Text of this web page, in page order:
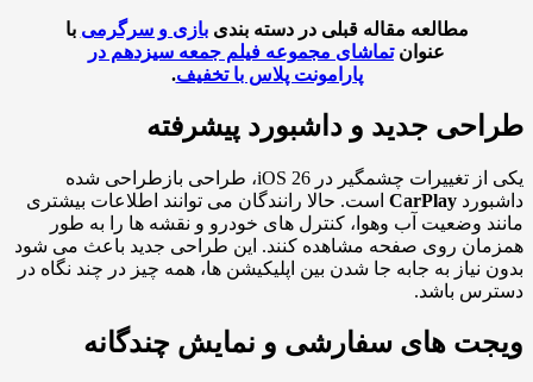
مطالعه مقاله قبلی در دسته بندیبازی و سرگرمیبا
عنوانتماشای مجموعه فیلم جمعه سیزدهم در
پارامونت پلاس با تخفیف.
جدید و داشبورد پیشرفته
یکی از تغییرات چشمگیر در iOS 26، طراحی بازطراحی شده
CarPlayاست. حالا رانندگان می توانند اطلاعات بیشتری
وضعیت آب وهوا، کنترل های خودرو و نقشه ها را به طور
روی صفحه مشاهده کنند. این طراحی جدید باعث می شود
نیاز به جابه جا شدن بین اپلیکیشن ها، همه چیز در چند نگاه در
باشد.
های سفارشی و نمایش چندگانه